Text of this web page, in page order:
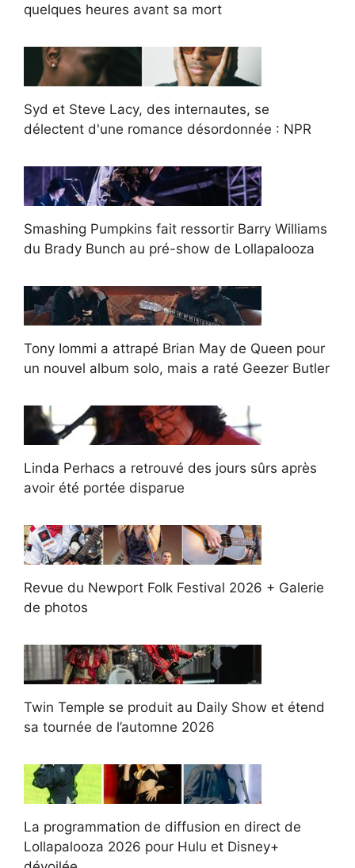
quelques heures avant sa mort
Syd et Steve Lacy, des internautes, se
délectent d'une romance désordonnée : NPR
Smashing Pumpkins fait ressortir Barry Williams
du Brady Bunch au pré-show de Lollapalooza
Tony Iommi a attrapé Brian May de Queen pour
un nouvel album solo, mais a raté Geezer Butler
Linda Perhacs a retrouvé des jours sûrs après
avoir été portée disparue
Revue du Newport Folk Festival 2026 + Galerie
de photos
Twin Temple se produit au Daily Show et étend
sa tournée de l’automne 2026
La programmation de diffusion en direct de
Lollapalooza 2026 pour Hulu et Disney+